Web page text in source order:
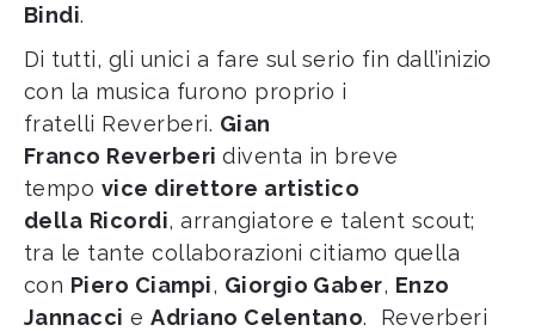
Bindi.
Di tutti, gli unici a fare sul serio fin dall’inizio
con la musica furono proprio i
fratelli Reverberi. Gian
Franco Reverberidiventa in breve
tempo vice direttore artistico
della Ricordi, arrangiatore e talent scout;
tra le tante collaborazioni citiamo quella
con Piero Ciampi, Giorgio Gaber, Enzo
Jannacci eAdriano Celentano. Reverberi